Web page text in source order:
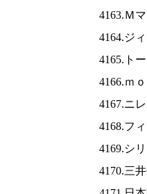
4163.Ｍ
4164.ジ
4165.ト
4166.ｍ
4167.ニ
4168.フ
4169.シ
4170.三